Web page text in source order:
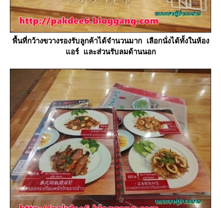
พื้นที่กว้างขวางรองรับลูกค้าได้จำนวนมาก เลือกนั่งได้ทั้งในห้อง
อร์ และส่วนรับลมด้านนอก